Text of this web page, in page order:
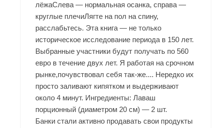
лёжаСлева — нормальная осанка, справа —
круглые плечиЛягте на пол на спину,
расслабьтесь. Эта книга — не только
историческое исследование периода в 150 лет.
Выбранные участники будут получать по 560
евро в течение двух лет. Я работая на срочном
рынке,почувствовал себя так-же.... Нередко их
просто заливают кипятком и выдерживают
около 4 минут. Ингредиенты: Лаваш
порционный (диаметром 20 см) — 2 шт.
Банки стали активно продавать свои продукты